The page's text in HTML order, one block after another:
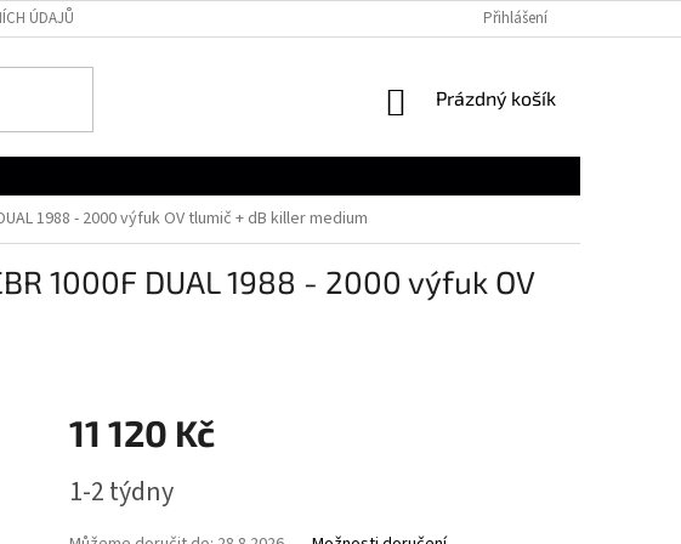
ÚDAJŮ Přihlášení
NÁKUPNÍ
Prázdný košík
1988 - 2000 výfuk OV tlumič + dB killer medium
1000F DUAL 1988 - 2000 výfuk OV
11 120 Kč
cena:
1-2 týdny